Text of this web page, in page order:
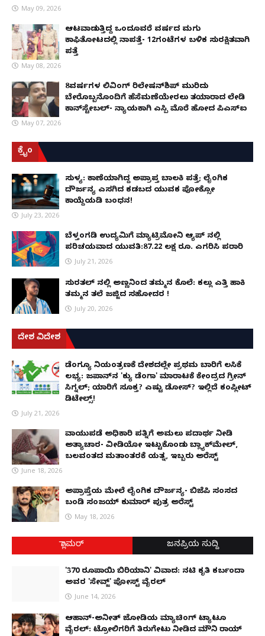
May 09, 2026
ಆಟವಾಡುತ್ತಿದ್ದ ಒಂದೂವರೆ ವರ್ಷದ ಮಗು
ಕಾಫಿತೋಟದಲ್ಲಿ ನಾಪತ್ತೆ- 12ಗಂಟೆಗಳ ಬಳಿಕ ಸುರಕ್ಷಿತವಾಗಿ
ಪತ್ತೆ
May 08, 2026
8ವರ್ಷಗಳ ಲಿವಿಂಗ್‌ ರಿಲೇಷನ್‌ಶಿಪ್ ಮುರಿದು
ಬೇರೊಬ್ಬನೊಂದಿಗೆ ಹೆಸೆಮಣೆಯೇರಲು ತಯಾರಾದ ಲೇಡಿ
ಕಾನ್‌ಸ್ಟೇಬಲ್- ನ್ಯಾಯಕ್ಕಾಗಿ ಎಸ್ಪಿ ಮೊರೆ ಹೋದ ಪಿಎಸ್ಐ
May 07, 2026
ಕ್ರೈಂ
ಸುಳ್ಯ: ಕಾಣೆಯಾಗಿದ್ದ ಅಪ್ರಾಪ್ತ ಬಾಲಕಿ ಪತ್ತೆ; ಲೈಂಗಿಕ
ದೌರ್ಜನ್ಯ ಎಸಗಿದ ಕಡಬದ ಯುವಕ ಪೋಕ್ಸೋ
ಕಾಯ್ದೆಯಡಿ ಬಂಧನ!
July 23, 2026
ಬೆಳ್ತಂಗಡಿ ಉದ್ಯಮಿಗೆ ಮ್ಯಾಟ್ರಿಮೋನಿ ಆ್ಯಪ್ ನಲ್ಲಿ
ಪರಿಚಯವಾದ ಯುವತಿ:87.22 ಲಕ್ಷ ರೂ. ಎಗರಿಸಿ ಪರಾರಿ
July 21, 2026
ಸುರತ್ಕಲ್ ನಲ್ಲಿ ಅಣ್ಣನಿಂದ ತಮ್ಮನ ಕೊಲೆ: ಕಲ್ಲು ಎತ್ತಿ ಹಾಕಿ
ತಮ್ಮನ ತಲೆ ಜಜ್ಜಿದ ಸಹೋದರ !
July 20, 2026
ದೇಶ ವಿದೇಶ
ಡೆಂಗ್ಯೂ ನಿಯಂತ್ರಣಕ್ಕೆ ದೇಶದಲ್ಲೇ ಪ್ರಥಮ ಬಾರಿಗೆ ಲಸಿಕೆ
ಲಭ್ಯ: ಜಪಾನ್‌ನ 'ಕ್ಯು ಡೆಂಗಾ' ಮಾರಾಟಕ್ಕೆ ಕೇಂದ್ರದ ಗ್ರೀನ್
ಸಿಗ್ನಲ್; ಯಾರಿಗೆ ಸೂಕ್ತ? ಎಷ್ಟು ಡೋಸ್? ಇಲ್ಲಿದೆ ಕಂಪ್ಲೀಟ್
ಡಿಟೇಲ್ಸ್!
July 21, 2026
ವಾಯುಪಡೆ ಅಧಿಕಾರಿ ಪತ್ನಿಗೆ ಅಮಲು ಪದಾರ್ಥ ನೀಡಿ
ಅತ್ಯಾಚಾರ- ವೀಡಿಯೋ ಇಟ್ಟುಕೊಂಡು ಬ್ಲ್ಯಾಕ್‌ಮೇಲ್,
ಬಲವಂತದ ಮತಾಂತರಕ್ಕೆ ಯತ್ನ, ಇಬ್ಬರು ಅರೆಸ್ಟ್
June 18, 2026
ಅಪ್ರಾಪ್ತೆಯ ಮೇಲೆ ಲೈಂಗಿಕ ದೌರ್ಜನ್ಯ- ಬಿಜೆಪಿ ಸಂಸದ
ಬಂಡಿ ಸಂಜಯ್ ಕುಮಾರ್ ಪುತ್ರ ಅರೆಸ್ಟ್
May 18, 2026
ಗ್ಲಾಮರ್ ಜನಪ್ರಿಯ ಸುದ್ದಿ
'370 ರೂಪಾಯಿ ಬಿರಿಯಾನಿ' ವಿವಾದ: ನಟಿ ಕೃತಿ ಕರ್ಬಂದಾ
ಅವರ 'ಸೇವ್ಜ್' ಪೋಸ್ಟ್ ವೈರಲ್
June 14, 2026
ಆಹಾನ್-ಅನೀತ್ ಜೋಡಿಯ ಮ್ಯಾಚಿಂಗ್ ಟ್ಯಾಟೂ
ವೈರಲ್: ಟ್ರೋಲಿಗರಿಗೆ ತಿರುಗೇಟು ನೀಡಿದ ಮೌನಿ ರಾಯ್